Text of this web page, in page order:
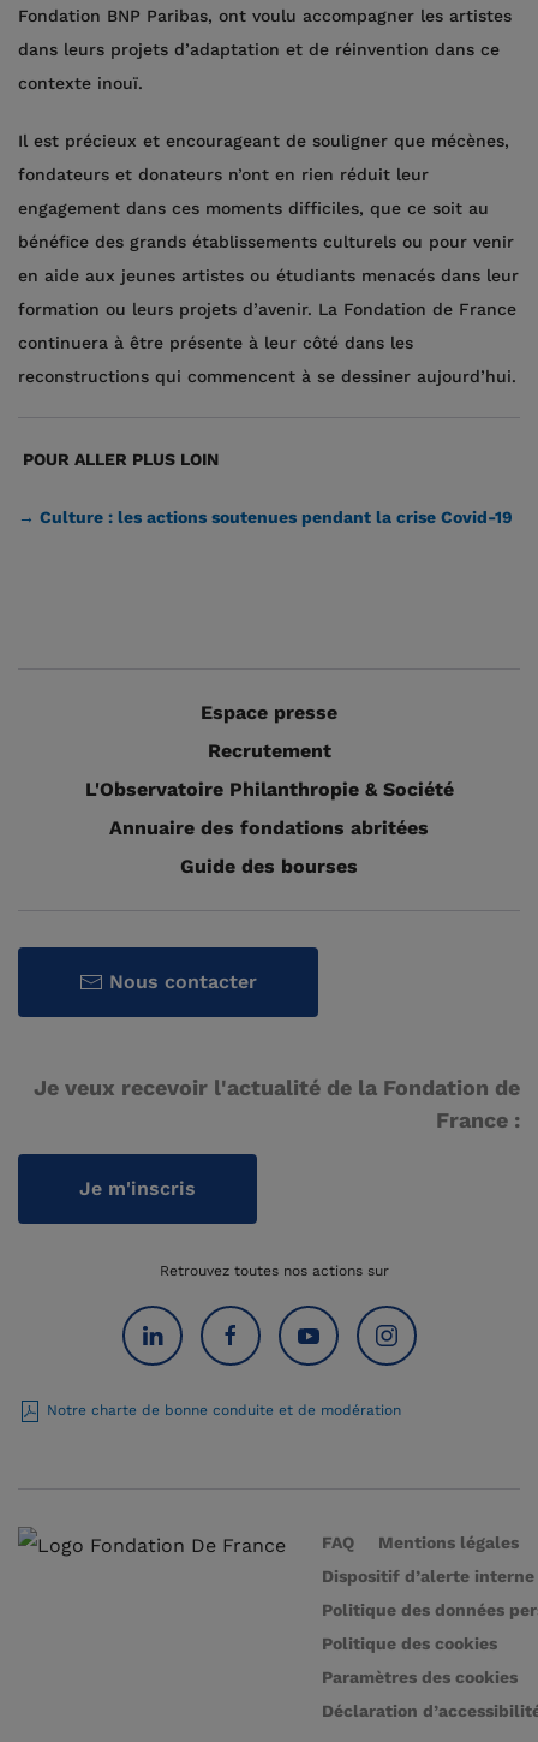
Fondation BNP Paribas, ont voulu accompagner les artistes
dans leurs projets d’adaptation et de réinvention dans ce
contexte inouï.
Il est précieux et encourageant de souligner que mécènes,
fondateurs et donateurs n’ont en rien réduit leur
engagement dans ces moments difficiles, que ce soit au
bénéfice des grands établissements culturels ou pour venir
en aide aux jeunes artistes ou étudiants menacés dans leur
formation ou leurs projets d’avenir. La Fondation de France
continuera à être présente à leur côté dans les
reconstructions qui commencent à se dessiner aujourd’hui.
POUR ALLER PLUS LOIN
→ Culture : les actions soutenues pendant la crise Covid-19
Espace presse
Recrutement
L'Observatoire Philanthropie & Société
Annuaire des fondations abritées
Guide des bourses
Nous contacter
Je veux recevoir l'actualité de la Fondation de
France :
Je m'inscris
Retrouvez toutes nos actions sur
Notre charte de bonne conduite et de modération
FAQ
Mentions légales
Dispositif d’alerte interne
Politique des données
Politique des cookies
Paramètres des cookies
Déclaration